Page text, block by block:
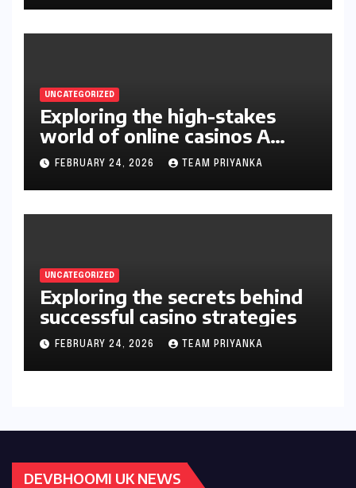
UNCATEGORIZED
Exploring the high-stakes
world of online casinos A
gambler’s guide
FEBRUARY 24, 2026 TEAM PRIYANKA
UNCATEGORIZED
Exploring the secrets behind
successful casino strategies
FEBRUARY 24, 2026 TEAM PRIYANKA
DEVBHOOMI UK NEWS